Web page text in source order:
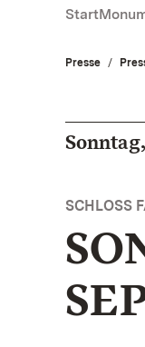
Start
Presse
SCHLOSS